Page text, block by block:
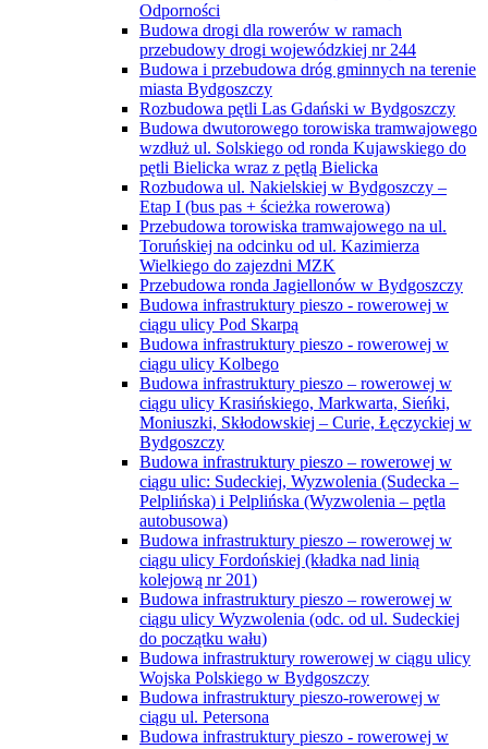
Odporności
Budowa drogi dla rowerów w ramach
przebudowy drogi wojewódzkiej nr 244
Budowa i przebudowa dróg gminnych na terenie
miasta Bydgoszczy
Rozbudowa pętli Las Gdański w Bydgoszczy
Budowa dwutorowego torowiska tramwajowego
wzdłuż ul. Solskiego od ronda Kujawskiego do
pętli Bielicka wraz z pętlą Bielicka
Rozbudowa ul. Nakielskiej w Bydgoszczy –
Etap I (bus pas + ścieżka rowerowa)
Przebudowa torowiska tramwajowego na ul.
Toruńskiej na odcinku od ul. Kazimierza
Wielkiego do zajezdni MZK
Przebudowa ronda Jagiellonów w Bydgoszczy
Budowa infrastruktury pieszo - rowerowej w
ciągu ulicy Pod Skarpą
Budowa infrastruktury pieszo - rowerowej w
ciągu ulicy Kolbego
Budowa infrastruktury pieszo – rowerowej w
ciągu ulicy Krasińskiego, Markwarta, Sieńki,
Moniuszki, Skłodowskiej – Curie, Łęczyckiej w
Bydgoszczy
Budowa infrastruktury pieszo – rowerowej w
ciągu ulic: Sudeckiej, Wyzwolenia (Sudecka –
Pelplińska) i Pelplińska (Wyzwolenia – pętla
autobusowa)
Budowa infrastruktury pieszo – rowerowej w
ciągu ulicy Fordońskiej (kładka nad linią
kolejową nr 201)
Budowa infrastruktury pieszo – rowerowej w
ciągu ulicy Wyzwolenia (odc. od ul. Sudeckiej
do początku wału)
Budowa infrastruktury rowerowej w ciągu ulicy
Wojska Polskiego w Bydgoszczy
Budowa infrastruktury pieszo-rowerowej w
ciągu ul. Petersona
Budowa infrastruktury pieszo - rowerowej w